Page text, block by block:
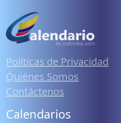
Políticas de Privacidad
Quiénes Somos
Contáctenos
Calendarios